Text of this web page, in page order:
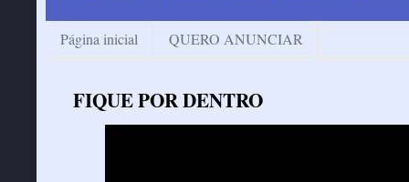
Página inicial QUERO ANUNCIAR
FIQUE POR DENTRO